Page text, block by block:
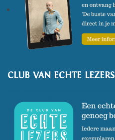
verschijnt zijn boek 'Het
geheim van de schildpad'.
(Foto: Marc de Haan)
CLUB VAN ECHTE LEZERS